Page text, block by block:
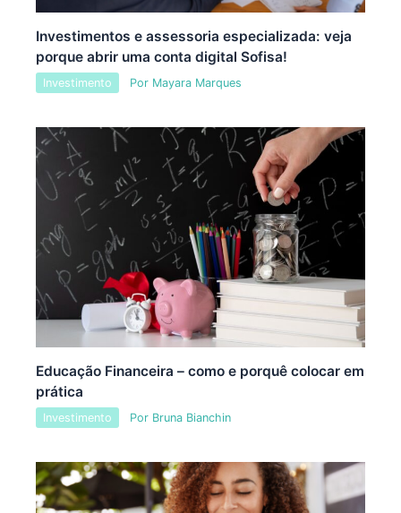
Investimentos e assessoria especializada: veja
porque abrir uma conta digital Sofisa!
Investimento Por Mayara Marques
Educação Financeira – como e porquê colocar em
prática
Investimento Por Bruna Bianchin